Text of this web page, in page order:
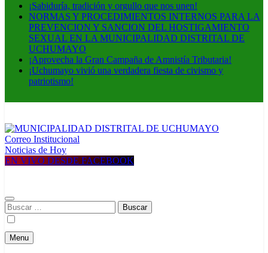
¡Sabiduría, tradición y orgullo que nos unen!
NORMAS Y PROCEDIMIENTOS INTERNOS PARA LA
PREVENCION Y SANCION DEL HOSTIGAMIENTO
SEXUAL EN LA MUNICIPALIDAD DISTRITAL DE
UCHUMAYO
¡Aprovecha la Gran Campaña de Amnistía Tributaria!
¡Uchumayo vivió una verdadera fiesta de civismo y
patriotismo!
MUNICIPALIDAD DISTRITAL DE UCHUMAYO
Construyendo una nueva Historia
Correo Institucional
Noticias de Hoy
EN VIVO DESDE FACEBOOK
Buscar:
Menu